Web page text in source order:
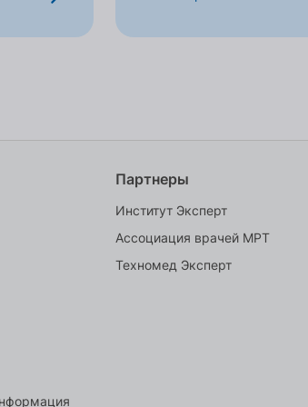
Партнеры
Институт Эксперт
Ассоциация врачей МРТ
Техномед Эксперт